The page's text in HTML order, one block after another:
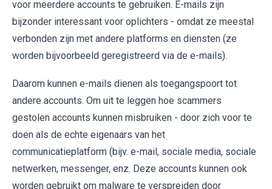
voor meerdere accounts te gebruiken. E-mails zijn
bijzonder interessant voor oplichters - omdat ze meestal
verbonden zijn met andere platforms en diensten (ze
worden bijvoorbeeld geregistreerd via de e-mails).
Daarom kunnen e-mails dienen als toegangspoort tot
andere accounts. Om uit te leggen hoe scammers
gestolen accounts kunnen misbruiken - door zich voor te
doen als de echte eigenaars van het
communicatieplatform (bijv. e-mail, sociale media, sociale
netwerken, messenger, enz. Deze accounts kunnen ook
worden gebruikt om malware te verspreiden door